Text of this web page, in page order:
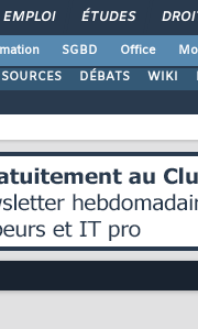
EMPLOI ÉTUDES
SGBD Office
SOURCES DÉBATS WIKI